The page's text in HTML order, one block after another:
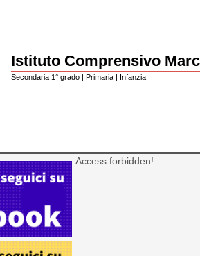
Istituto Comprensivo
Secondaria 1° grado | Primaria | Infanzia
Access forbidden!